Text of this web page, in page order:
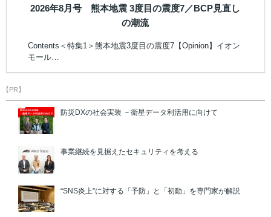
2026年8月号 熊本地震 3度目の震度7／BCP見直し
の潮流
Contents＜特集1＞熊本地震3度目の震度7【Opinion】イオン
モール…
【PR】
防災DXの社会実装 －衛星データ利活用に向けて
事業継続を見据えたセキュリティを考える
“SNS炎上”に対する「予防」と「初動」を専門家が解説